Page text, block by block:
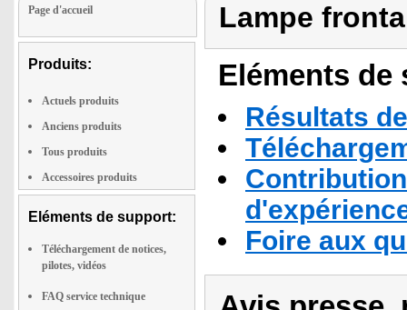
Page d'accueil
Produits:
Actuels produits
Anciens produits
Tous produits
Accessoires produits
Eléments de support:
Téléchargement de notices,
pilotes, vidéos
FAQ service technique
Lampe
Eléments
Résultats
Foire aux